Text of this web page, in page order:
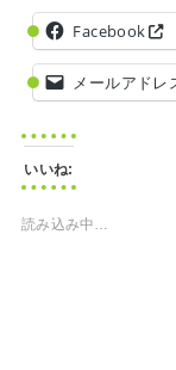
Facebook
メールアドレ
いいね:
読み込み中…